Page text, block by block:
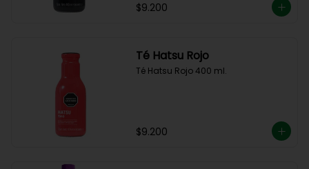
$9.200
Té Hatsu Rojo
Té Hatsu Rojo 400 ml.
$9.200